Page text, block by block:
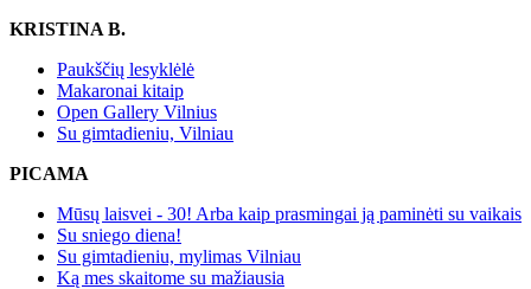
KRISTINA B.
Paukščių lesyklėlė
Makaronai kitaip
Open Gallery Vilnius
Su gimtadieniu, Vilniau
PICAMA
Mūsų laisvei - 30! Arba kaip prasmingai ją paminėti su vaikais
Su sniego diena!
Su gimtadieniu, mylimas Vilniau
Ką mes skaitome su mažiausia